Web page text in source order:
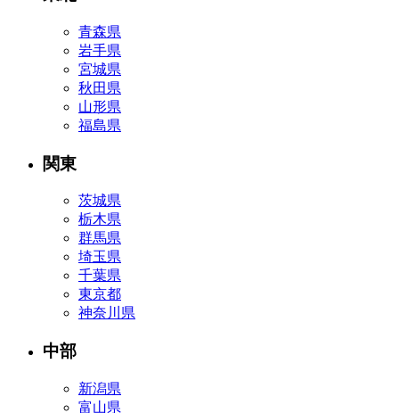
青森県
岩手県
宮城県
秋田県
山形県
福島県
関東
茨城県
栃木県
群馬県
埼玉県
千葉県
東京都
神奈川県
中部
新潟県
富山県